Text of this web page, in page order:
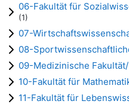
06-Fakultät für
(1)
07-
08-
09-Medizinische
10-Fakultät für
11-Fakultät für